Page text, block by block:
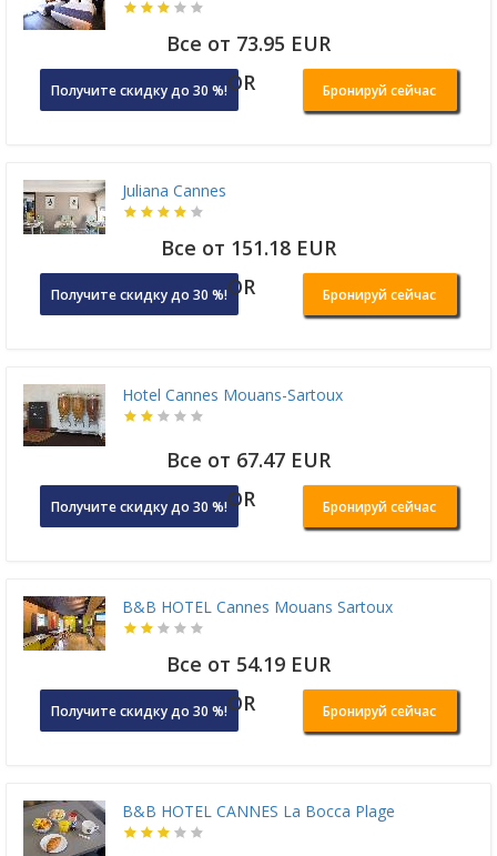
Все от 73.95 EUR
Получите скидку до 30 %!OR Бронируй сейчас
Juliana Cannes
Все от 151.18 EUR
Получите скидку до 30 %!OR Бронируй сейчас
Hotel Cannes Mouans-Sartoux
Все от 67.47 EUR
Получите скидку до 30 %!OR Бронируй сейчас
B&B HOTEL Cannes Mouans Sartoux
Все от 54.19 EUR
Получите скидку до 30 %!OR Бронируй сейчас
B&B HOTEL CANNES La Bocca Plage